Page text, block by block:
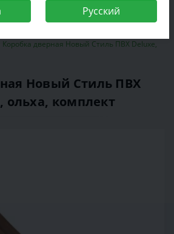
Коробка дверная Новый Стиль ПВХ Deluxe,
Новый Стиль ПВХ
ольха, комплект
Русский